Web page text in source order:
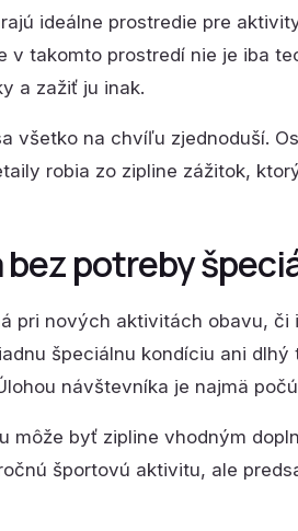
ideálne prostredie pre
v takomto prostredí nie je iba
a zažiť ju inak.
všetko na chvíľu zjednoduší.
robia zo zipline zážitok,
potreby
pri nových aktivitách obavu,
špeciálnu kondíciu ani
návštevníka je najmä
môže byť zipline vhodným
športovú aktivitu, ale